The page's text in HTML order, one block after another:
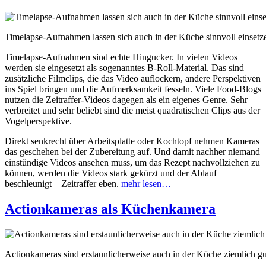
Timelapse-Aufnahmen lassen sich auch in der Küche sinnvoll
Timelapse-Aufnahmen sind echte Hingucker. In vielen Videos
werden sie eingesetzt als sogenanntes B-Roll-Material. Das sind
zusätzliche Filmclips, die das Video auflockern, andere Perspektiven
ins Spiel bringen und die Aufmerksamkeit fesseln. Viele Food-Blogs
nutzen die Zeitraffer-Videos dagegen als ein eigenes Genre. Sehr
verbreitet und sehr beliebt sind die meist quadratischen Clips aus der
Vogelperspektive.
Direkt senkrecht über Arbeitsplatte oder Kochtopf nehmen Kameras
das geschehen bei der Zubereitung auf. Und damit nachher niemand
einstündige Videos ansehen muss, um das Rezept nachvollziehen zu
können, werden die Videos stark gekürzt und der Ablauf
beschleunigt – Zeitraffer eben. mehr lesen…
Actionkameras als Küchenkamera
Actionkameras sind erstaunlicherweise auch in der Küche ziemlich